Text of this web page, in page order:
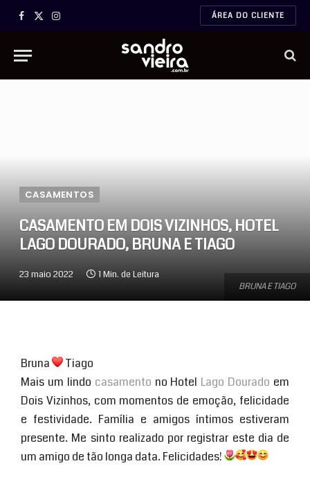
Facebook
X
Instagram ÁREA DO CLIENTE
BRUNA E TIAGO
CASAMENTOS
CASAMENTO EM DOIS VIZINHOS, HOTEL
LAGO DOURADO, BRUNA E TIAGO
23 maio 2022 1 Min. de Leitura
Bruna
Tiago
Mais um lindo casamento no Hotel Lago Dourado em
Dois Vizinhos, com momentos de emoção, felicidade
e festividade. Família e amigos íntimos estiveram
presente. Me sinto realizado por registrar este dia de
um amigo de tão longa data. Felicidades!